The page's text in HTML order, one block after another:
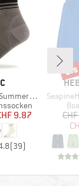
Socks
Preis
9.87
(39)
Artikel